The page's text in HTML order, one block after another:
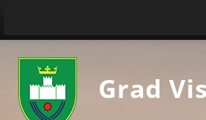
Grad